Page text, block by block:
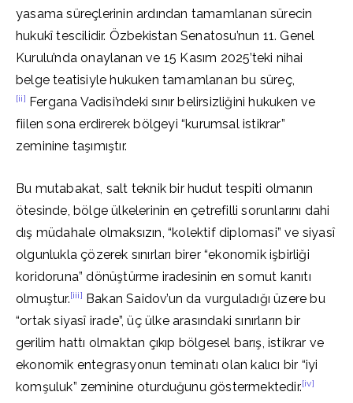
yasama süreçlerinin ardından tamamlanan sürecin
hukukî tescilidir. Özbekistan Senatosu’nun 11. Genel
Kurulu’nda onaylanan ve 15 Kasım 2025’teki nihai
belge teatisiyle hukuken tamamlanan bu süreç,
[ii] Fergana Vadisi’ndeki sınır belirsizliğini hukuken ve
fiilen sona erdirerek bölgeyi “kurumsal istikrar”
zeminine taşımıştır.
Bu mutabakat, salt teknik bir hudut tespiti olmanın
ötesinde, bölge ülkelerinin en çetrefilli sorunlarını dahi
dış müdahale olmaksızın, “kolektif diplomasi” ve siyasî
olgunlukla çözerek sınırları birer “ekonomik işbirliği
koridoruna” dönüştürme iradesinin en somut kanıtı
olmuştur.[iii] Bakan Saidov’un da vurguladığı üzere bu
“ortak siyasî irade”, üç ülke arasındaki sınırların bir
gerilim hattı olmaktan çıkıp bölgesel barış, istikrar ve
ekonomik entegrasyonun teminatı olan kalıcı bir “iyi
komşuluk” zeminine oturduğunu göstermektedir.[iv]